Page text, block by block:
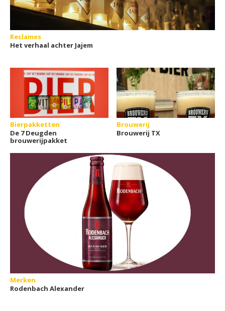
Reclames
Het verhaal achter Jajem
Bierpakketten
De 7 Deugden
brouwerijpakket
Brouwerij
Brouwerij TX
Merken
Rodenbach Alexander